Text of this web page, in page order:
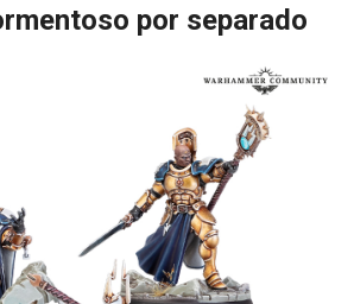
por separado